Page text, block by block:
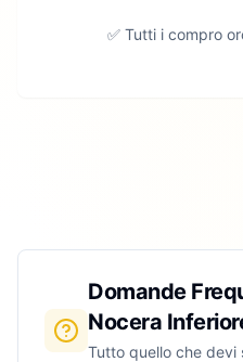
✅ Tutti i compro
Domande
Nocera
Tutto quello che devi